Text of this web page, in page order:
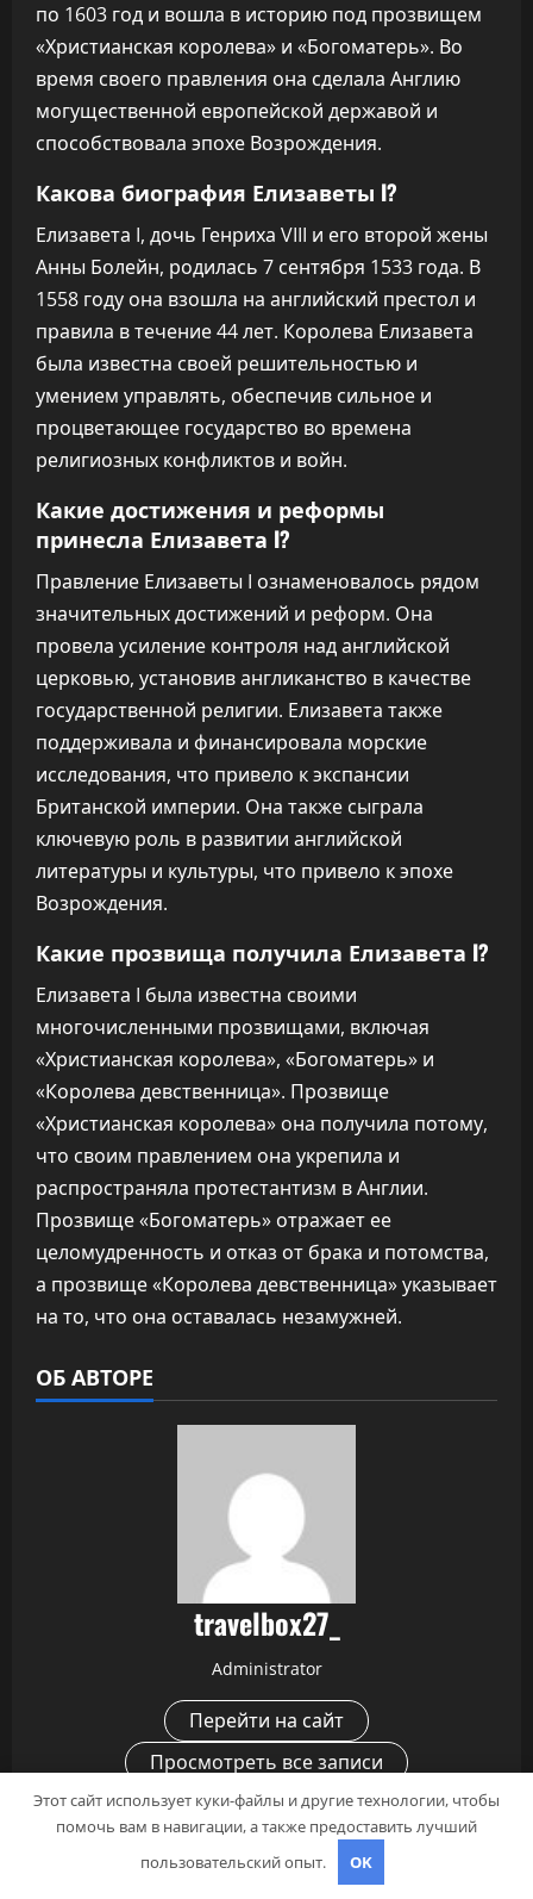
по 1603 год и вошла в историю под прозвищем
«Христианская королева» и «Богоматерь». Во
время своего правления она сделала Англию
могущественной европейской державой и
способствовала эпохе Возрождения.
Какова биография Елизаветы I?
Елизавета I, дочь Генриха VIII и его второй жены
Анны Болейн, родилась 7 сентября 1533 года. В
1558 году она взошла на английский престол и
правила в течение 44 лет. Королева Елизавета
была известна своей решительностью и
умением управлять, обеспечив сильное и
процветающее государство во времена
религиозных конфликтов и войн.
Какие достижения и реформы
принесла Елизавета I?
Правление Елизаветы I ознаменовалось рядом
значительных достижений и реформ. Она
провела усиление контроля над английской
церковью, установив англиканство в качестве
государственной религии. Елизавета также
поддерживала и финансировала морские
исследования, что привело к экспансии
Британской империи. Она также сыграла
ключевую роль в развитии английской
литературы и культуры, что привело к эпохе
Возрождения.
Какие прозвища получила Елизавета I?
Елизавета I была известна своими
многочисленными прозвищами, включая
«Христианская королева», «Богоматерь» и
«Королева девственница». Прозвище
«Христианская королева» она получила потому,
что своим правлением она укрепила и
распространяла протестантизм в Англии.
Прозвище «Богоматерь» отражает ее
целомудренность и отказ от брака и потомства,
а прозвище «Королева девственница» указывает
на то, что она оставалась незамужней.
ОБ АВТОРЕ
travelbox27_
Administrator
Перейти на сайт
Просмотреть все записи
Предыдущий
Этот сайт использует куки-файлы и другие технологии, чтобы
помочь вам в навигации, а также предоставить лучший
пользовательский опыт.
OK